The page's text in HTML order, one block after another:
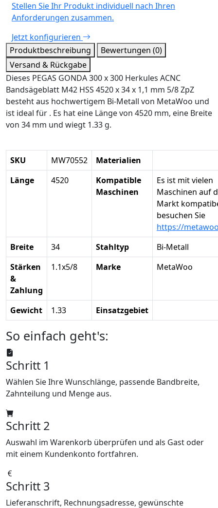
Stellen Sie Ihr Produkt individuell nach Ihren
Anforderungen zusammen.
Jetzt konfigurieren
Produktbeschreibung
Bewertungen (0)
Versand & Rückgabe
Dieses PEGAS GONDA 300 x 300 Herkules ACNC
Bandsägeblatt M42 HSS 4520 x 34 x 1,1 mm 5/8 ZpZ
besteht aus hochwertigem Bi-Metall von MetaWoo und
ist ideal für . Es hat eine Länge von 4520 mm, eine Breite
von 34 mm und wiegt 1.33 g.
SKU MW70552
Materialien
Länge
4520
Kompatible
Maschinen
Es ist mit vielen
Maschinen auf
Markt
besuchen Sie
https://
Breite
34 Stahltyp
Bi-Metall
Stärken
&
Zahlung
1.1x5/8 Marke MetaWoo
Gewicht 1.33 Einsatzgebiet
So einfach geht's:
Schritt 1
Wählen Sie Ihre Wunschlänge, passende Bandbreite,
Zahnteilung und Menge aus.
Schritt 2
Auswahl im Warenkorb überprüfen und als Gast oder
mit einem Kundenkonto fortfahren.
Schritt 3
Lieferanschrift, Rechnungsadresse, gewünschte